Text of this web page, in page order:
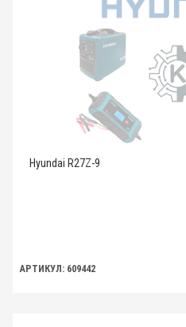
Hyundai R27Z-9
АРТИКУЛ: 609442